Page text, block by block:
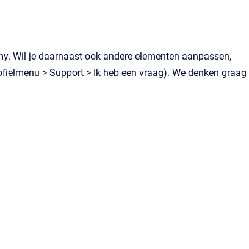
Wil je daarnaast ook andere elementen aanpassen,
> Support > Ik heb een vraag). We denken graag